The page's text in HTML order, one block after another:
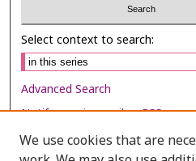
Select context to search:
Advanced Search
Notify me via email orRSS
Browse
We use cookies that are